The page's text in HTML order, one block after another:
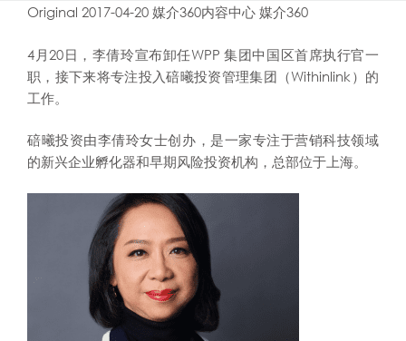
Original 2017-04-20 媒介360内容中心 媒介360
4月20日，李倩玲宣布卸任WPP 集团中国区首席执行官一
职，接下来将专注投入碚曦投资管理集团（Withinlink）的
工作。
碚曦投资由李倩玲女士创办，是一家专注于营销科技领域
的新兴企业孵化器和早期风险投资机构，总部位于上海。